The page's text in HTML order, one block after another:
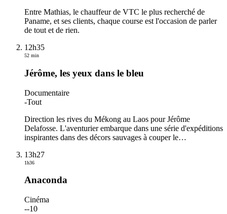
Entre Mathias, le chauffeur de VTC le plus recherché de
Paname, et ses clients, chaque course est l'occasion de parler
de tout et de rien.
12h35
52 min
Jérôme, les yeux dans le bleu
Documentaire
-Tout
Direction les rives du Mékong au Laos pour Jérôme
Delafosse. L'aventurier embarque dans une série d'expéditions
inspirantes dans des décors sauvages à couper le…
13h27
1h36
Anaconda
Cinéma
--10